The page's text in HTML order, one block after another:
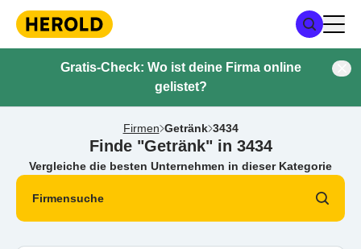
Gratis-Check: Wo ist deine Firma online
gelistet?
Firmen Getränk 3434
Finde "Getränk" in 3434
Vergleiche die besten Unternehmen in dieser Kategorie
Firmensuche